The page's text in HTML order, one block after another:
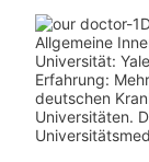
Allgemeine
Universität:
Erfahrung:
deutschen
Universitäten.